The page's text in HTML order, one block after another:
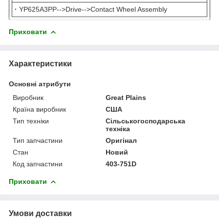
· YP625A3PP-->Drive-->Contact Wheel Assembly
Приховати
Характеристики
Основні атрибути
Виробник
Great Plains
Країна виробник
США
Тип техніки
Сільськогосподарська
техніка
Тип запчастини
Оригінал
Стан
Новий
Код запчастини
403-751D
Приховати
Умови доставки